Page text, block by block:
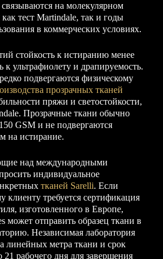
на молекулярном
тест Martindale, так и годы
в коммерческих условиях.
стойкость к истиранию менее
к ультрафиолету и драпируемость.
подвергаются физическому
прозрачных тканей
пряжи и светостойкости,
Прозрачные ткани обычно
GSM и не подвергаются
на истирание.
над международными
индивидуальное
тканей Sarelli. Если
клиенту требуется сертификация
изготовленного в Европе,
может отправить образец ткани в
Независимая лаборатория
линейных метра ткани и срок
рабочего дня для завершения